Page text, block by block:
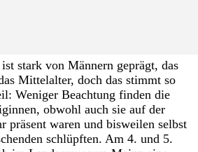
stark von Männern geprägt, das
Mittelalter, doch das stimmt so
Weniger Beachtung finden die
obwohl auch sie auf der
präsent waren und bisweilen selbst
schlüpften. Am 4. und 5.